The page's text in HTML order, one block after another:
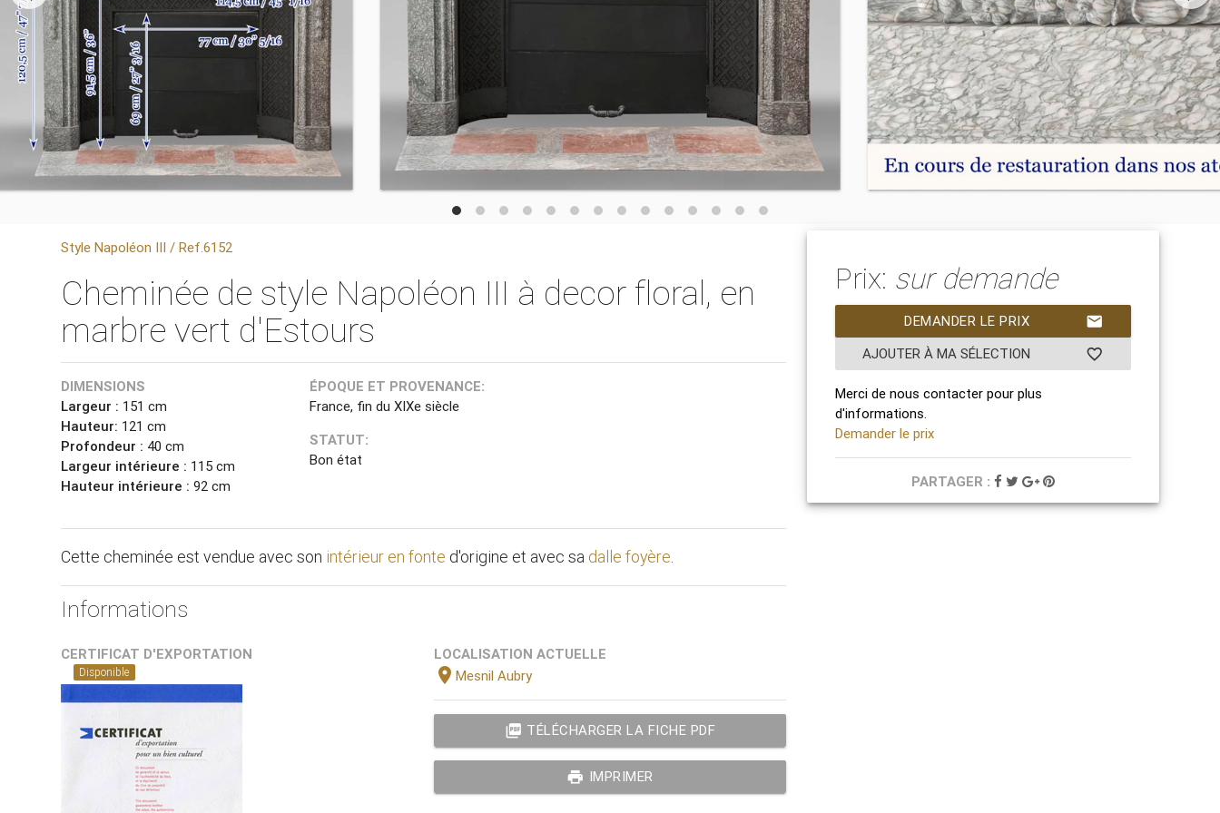
Style Napoléon III / Ref.6152
Cheminée de style Napoléon III à decor floral, en
marbre vert d'Estours
DIMENSIONS
Largeur : 151 cm
Hauteur: 121 cm
Profondeur : 40 cm
Largeur intérieure : 115 cm
Hauteur intérieure :92 cm
ÉPOQUE ET PROVENANCE:
France, fin du XIXe siècle
STATUT:
Bon état
Cette cheminée est vendue avec son intérieur en fonte d'origine et avec sa dalle foyère.
Informations
CERTIFICAT D'EXPORTATION
Disponible
LOCALISATION ACTUELLE
location_on Mesnil Aubry
picture_as_pdf TÉLÉCHARGER LA FICHE PDF
print IMPRIMER
Prix: sur demande
mail
DEMANDER LE PRIX
favorite_border
AJOUTER À MA SÉLECTION
Merci de nous contacter pour plus
d'informations.
Demander le prix
PARTAGER :